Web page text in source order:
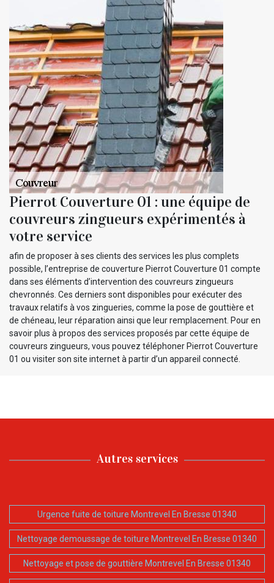
Pierrot Couverture 01 : une équipe de
couvreurs zingueurs expérimentés à
votre service
afin de proposer à ses clients des services les plus complets
possible, l’entreprise de couverture Pierrot Couverture 01 compte
dans ses éléments d’intervention des couvreurs zingueurs
chevronnés. Ces derniers sont disponibles pour exécuter des
travaux relatifs à vos zingueries, comme la pose de gouttière et
de chéneau, leur réparation ainsi que leur remplacement. Pour en
savoir plus à propos des services proposés par cette équipe de
couvreurs zingueurs, vous pouvez téléphoner Pierrot Couverture
01 ou visiter son site internet à partir d’un appareil connecté.
Autres services
Urgence fuite de toiture Montrevel En Bresse 01340
Nettoyage demoussage de toiture Montrevel En Bresse 01340
Nettoyage et pose de gouttière Montrevel En Bresse 01340